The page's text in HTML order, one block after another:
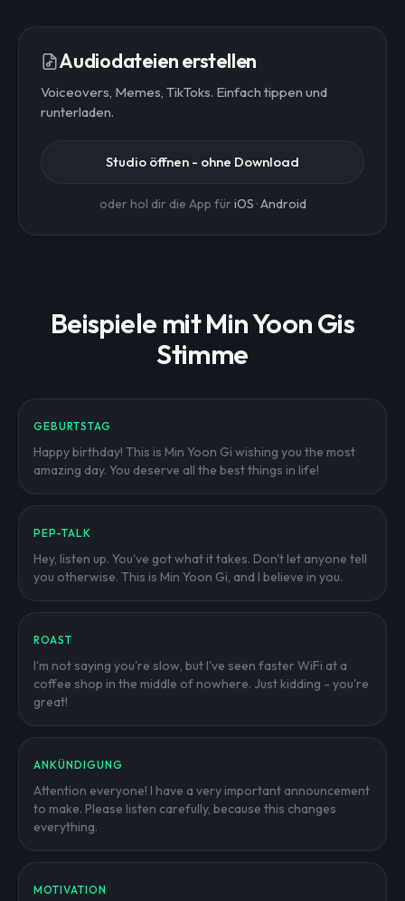
Audiodateien erstellen
Voiceovers, Memes, TikToks. Einfach tippen und
runterladen.
Studio öffnen - ohne Download
oder hol dir die App für iOS ·Android
Beispiele mit Min Yoon Gis
Stimme
GEBURTSTAG
Happy birthday! This is Min Yoon Gi wishing you the most
amazing day. You deserve all the best things in life!
PEP-TALK
Hey, listen up. You've got what it takes. Don't let anyone tell
you otherwise. This is Min Yoon Gi, and I believe in you.
ROAST
I'm not saying you're slow, but I've seen faster WiFi at a
coffee shop in the middle of nowhere. Just kidding - you're
great!
ANKÜNDIGUNG
Attention everyone! I have a very important announcement
to make. Please listen carefully, because this changes
everything.
MOTIVATION